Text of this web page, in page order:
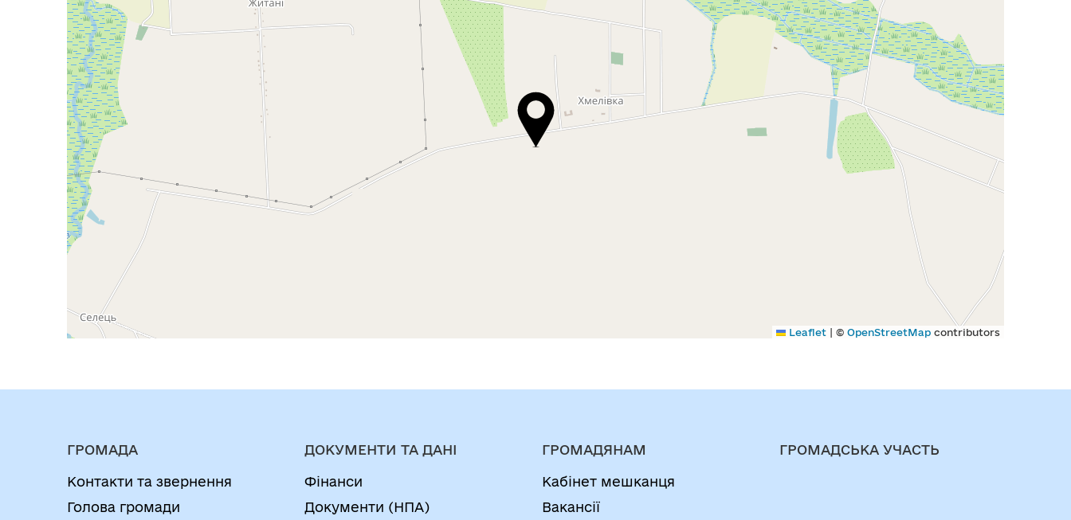
Leaflet | © OpenStreetMap contributors
ГРОМАДА
Контакти та звернення
Голова громади
ДОКУМЕНТИ ТА ДАНІ
Фінанси
Документи (НПА)
ГРОМАДЯНАМ
Кабінет мешканця
Вакансії
ГРОМАДСЬКА УЧАСТЬ